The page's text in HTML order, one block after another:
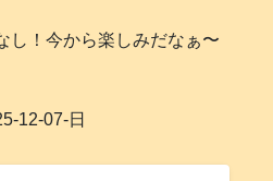
し！今から楽しみだなぁ〜
12-07-日